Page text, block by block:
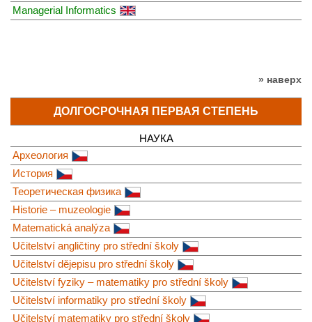
Managerial Informatics
» наверх
ДОЛГОСРОЧНАЯ ПЕРВАЯ СТЕПЕНЬ
НАУКА
Археология
История
Теоретическая физика
Historie – muzeologie
Matematická analýza
Učitelství angličtiny pro střední školy
Učitelství dějepisu pro střední školy
Učitelství fyziky – matematiky pro střední školy
Učitelství informatiky pro střední školy
Učitelství matematiky pro střední školy